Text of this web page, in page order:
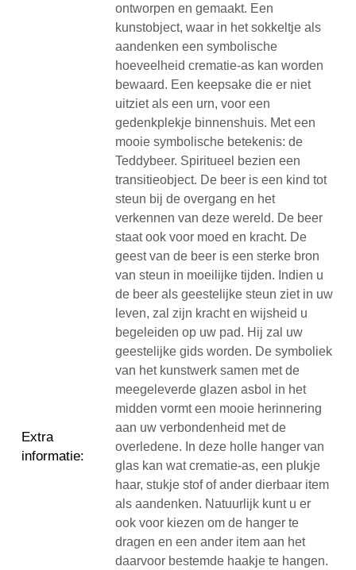
Extra
informatie:
ontworpen en gemaakt. Een
kunstobject, waar in het sokkeltje als
aandenken een symbolische
hoeveelheid crematie-as kan worden
bewaard. Een keepsake die er niet
uitziet als een urn, voor een
gedenkplekje binnenshuis. Met een
mooie symbolische betekenis: de
Teddybeer. Spiritueel bezien een
transitieobject. De beer is een kind tot
steun bij de overgang en het
verkennen van deze wereld. De beer
staat ook voor moed en kracht. De
geest van de beer is een sterke bron
van steun in moeilijke tijden. Indien u
de beer als geestelijke steun ziet in uw
leven, zal zijn kracht en wijsheid u
begeleiden op uw pad. Hij zal uw
geestelijke gids worden. De symboliek
van het kunstwerk samen met de
meegeleverde glazen asbol in het
midden vormt een mooie herinnering
aan uw verbondenheid met de
overledene. In deze holle hanger van
glas kan wat crematie-as, een plukje
haar, stukje stof of ander dierbaar item
als aandenken. Natuurlijk kunt u er
ook voor kiezen om de hanger te
dragen en een ander item aan het
daarvoor bestemde haakje te hangen.